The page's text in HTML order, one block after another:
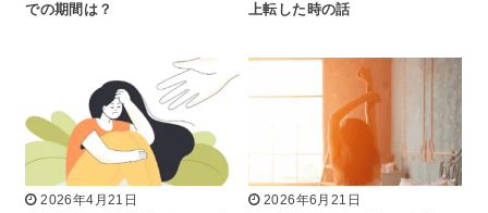
での期間は？
上転した時の話
2026年4月21日
2026年6月21日